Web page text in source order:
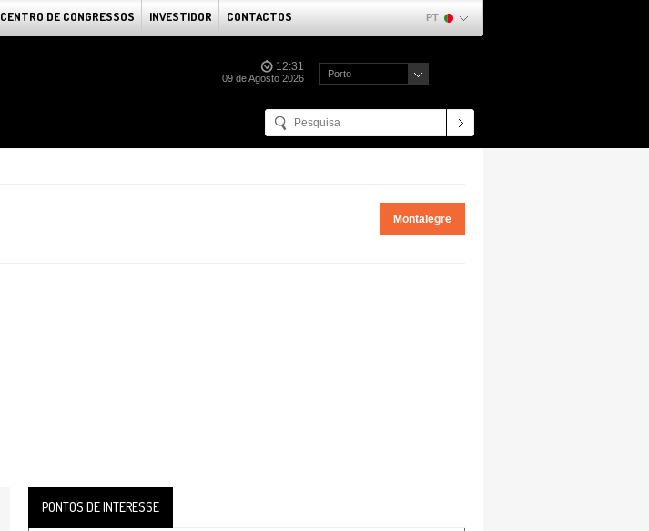
CENTRO DE CONGRESSOS INVESTIDOR CONTACTOS PT
12:31
, 09 de Agosto 2026 Porto
Montalegre
PONTOS DE INTERESSE